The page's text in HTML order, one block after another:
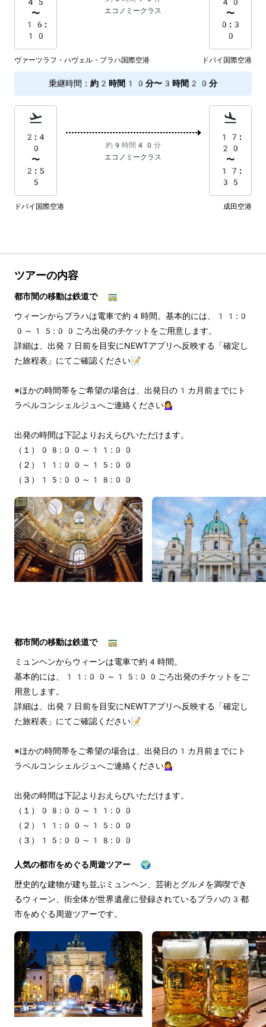
〜
16:
10
エコノミークラス
〜
0:3
0
ヴァーツラフ・ハヴェル・プラハ国際空港 ドバイ国際空港
乗継時間 ： 約2時間10分〜3時間20分
2:4
0
〜
2:5
5
約9時間40分
エコノミークラス
17:
20
〜
17:
35
ドバイ国際空港 成田空港
ツアーの内容
都市間の移動は鉄道で 🚃
ウィーンからプラハは電車で約4時間。基本的には、11:0
0～15:00ごろ出発のチケットをご用意します。
詳細は、出発7日前を目安にNEWTアプリへ反映する「確定し
た旅程表」にてご確認ください📝
※ほかの時間帯をご希望の場合は、出発日の1カ月前までにト
ラベルコンシェルジュへご連絡ください💁‍♀️
出発の時間は下記よりおえらびいただけます。
（１）08:00～11:00
（２）11:00～15:00
（３）15:00～18:00
都市間の移動は鉄道で 🚃
ミュンヘンからウィーンは電車で約4時間。
基本的には、11:00～15:00ごろ出発のチケットをご
用意します。
詳細は、出発7日前を目安にNEWTアプリへ反映する「確定し
た旅程表」にてご確認ください📝
※ほかの時間帯をご希望の場合は、出発日の1カ月前までにト
ラベルコンシェルジュへご連絡ください💁‍♀️
出発の時間は下記よりおえらびいただけます。
（１）08:00～11:00
（２）11:00～15:00
（３）15:00～18:00
人気の都市をめぐる周遊ツアー 🌍
歴史的な建物が建ち並ぶミュンヘン、芸術とグルメを満喫でき
るウィーン、街全体が世界遺産に登録されているプラハの3都
市をめぐる周遊ツアーです。